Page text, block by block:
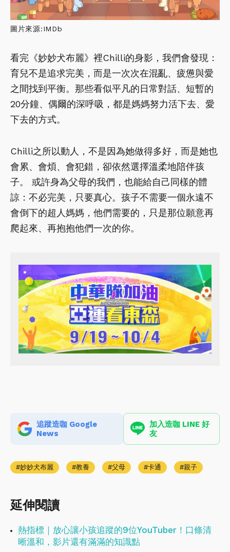
圖片來源:IMDb
看完《妙妙犬布麗》裡Chilli的身影，我們會發現：
育兒不是追求完美，而是一次次在混亂、疲憊與愛
之間找到平衡。那些看似平凡的日常對話、短暫的
20分鐘、偶爾的深呼吸，都是媽媽努力活下去、愛
下去的方式。
Chilli之所以動人，不是因為她做得多好，而是她也
會累、會煩、會犯錯，卻依然選擇溫柔地陪伴孩
子。 或許身為父母的我們，也能給自己同樣的體
諒：不必完美，只要真心。孩子不需要一個永遠不
會倒下的超人媽媽，他們需要的，只是那位願意再
爬起來、再抱抱他們一次的你。
追蹤造咖 Google
News
加入造咖 LINE 好
友
妙妙犬布麗 教養 父母 卡通 親子
延伸閱讀
熱指標｜放心讓小孩追蹤的9位YouTuber！口條清
晰溫和，影片還有滿滿的知識點